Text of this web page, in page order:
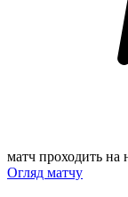
матч проходить на
Огляд матчу